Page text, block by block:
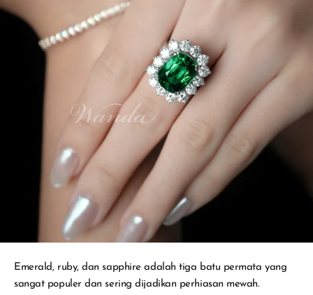
Emerald, ruby, dan sapphire adalah tiga batu permata yang
sangat populer dan sering dijadikan perhiasan mewah.